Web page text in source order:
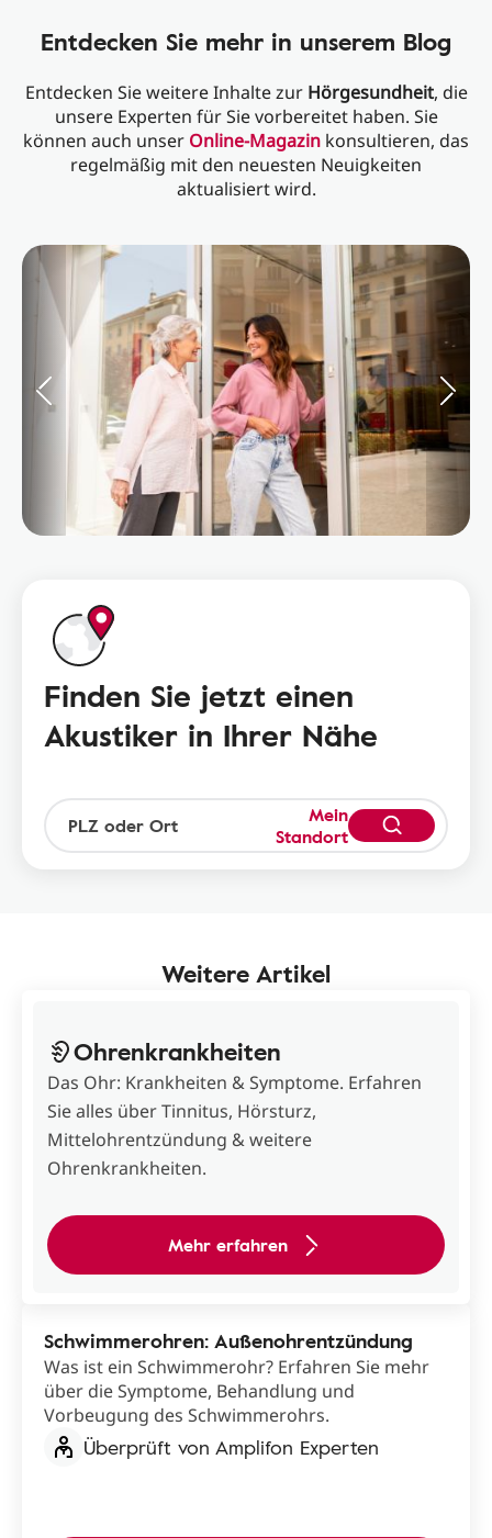
Entdecken Sie mehr in unserem Blog
Entdecken Sie weitere Inhalte zur Hörgesundheit, die
unsere Experten für Sie vorbereitet haben. Sie
können auch unser Online-Magazin konsultieren, das
regelmäßig mit den neuesten Neuigkeiten
aktualisiert wird.
Finden Sie jetzt einen
Akustiker in Ihrer Nähe
Mein
Standort
Weitere Artikel
Ohrenkrankheiten
Das Ohr: Krankheiten & Symptome. Erfahren
Sie alles über Tinnitus, Hörsturz,
Mittelohrentzündung & weitere
Ohrenkrankheiten.
Mehr erfahren
Schwimmerohren: Außenohrentzündung
Was ist ein Schwimmerohr? Erfahren Sie mehr
über die Symptome, Behandlung und
Vorbeugung des Schwimmerohrs.
Überprüft von Amplifon Experten